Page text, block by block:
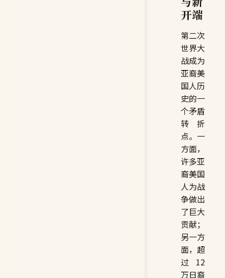
开端
第二次
世界大
战成为
亚裔美
国人历
史的一
个矛盾
转折
点。一
方面，
许多亚
裔美国
人为战
争做出
了巨大
贡献；
另一方
面，超
过 12
万日裔